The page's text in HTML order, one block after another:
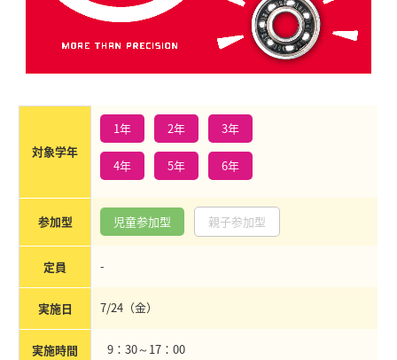
対象学年
1年 2年 3年
4年 5年 6年
参加型 児童参加型 親子参加型
定員 -
実施日 7/24（金）
実施時間 9：30～17：00